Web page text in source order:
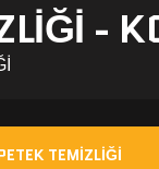
-
TEMIZLIĞI